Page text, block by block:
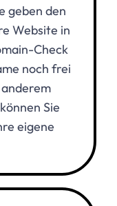
geben den
Website in
Check
noch frei
Sie
eigene